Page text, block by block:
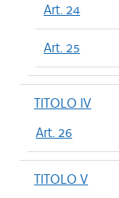
Art. 24
Art. 25
TITOLO IV
Art. 26
TITOLO V